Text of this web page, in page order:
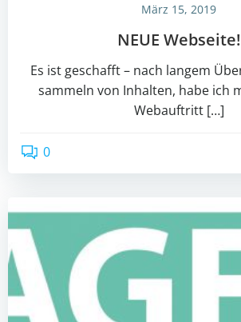
März 15, 2019
NEUE Webseite!
Es ist geschafft – nach langem
sammeln von Inhalten, habe ich
Webauftritt […]
0